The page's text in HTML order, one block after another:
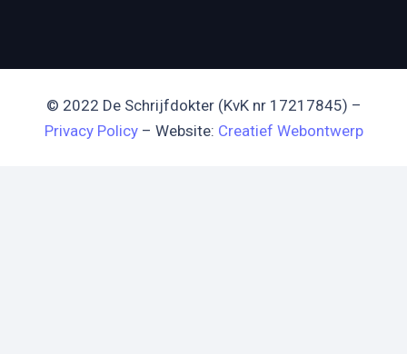
© 2022 De Schrijfdokter (KvK nr 17217845) –
Privacy Policy– Website: Creatief Webontwerp